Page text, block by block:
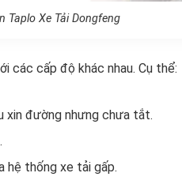
Taplo Xe Tải Dongfeng
các cấp độ khác nhau. Cụ thể:
xin đường nhưng chưa tắt.
hệ thống xe tải gấp.